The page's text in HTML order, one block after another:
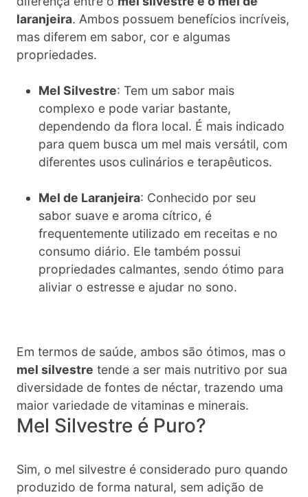
laranjeira. Ambos possuem benefícios incríveis,
mas diferem em sabor, cor e algumas
propriedades.
Mel Silvestre: Tem um sabor mais
complexo e pode variar bastante,
dependendo da flora local. É mais indicado
para quem busca um mel mais versátil, com
diferentes usos culinários e terapêuticos.
Mel de Laranjeira: Conhecido por seu
sabor suave e aroma cítrico, é
frequentemente utilizado em receitas e no
consumo diário. Ele também possui
propriedades calmantes, sendo ótimo para
aliviar o estresse e ajudar no sono.
Em termos de saúde, ambos são ótimos, mas o
mel silvestre tende a ser mais nutritivo por sua
diversidade de fontes de néctar, trazendo uma
maior variedade de vitaminas e minerais.
Mel Silvestre é Puro?
Sim, o mel silvestre é considerado puro quando
produzido de forma natural, sem adição de